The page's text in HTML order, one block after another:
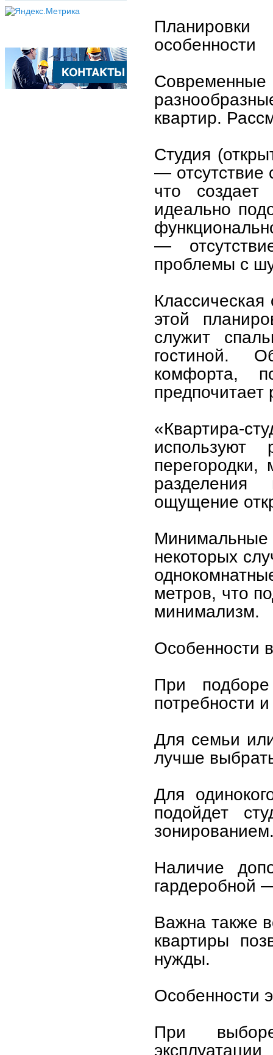
особенности
квартир.
Студия
— отсутствие
что
идеально
—
проблемы с
этой
служит
гостиной.
комфорта,
предпочитает
«Квартира-
ощущение
некоторых
метров, что
минимализм.
Особенности
При
потребности
Для семьи
лучше
Для
подойдет
Наличие
гардеробной
Важна также
квартиры
нужды.
Особенности
При